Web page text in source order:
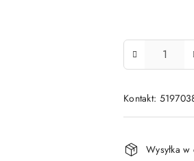
Kontakt:
i
Wysyłka